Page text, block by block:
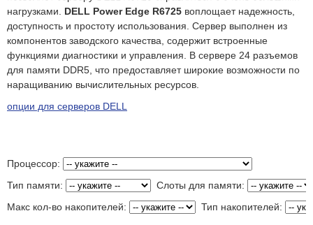
нагрузками. DELL Power Edge R6725 воплощает надежность,
доступность и простоту использования. Сервер выполнен из
компонентов заводского качества, содержит встроенные
функциями диагностики и управления. В сервере 24 разъемов
для памяти DDR5, что предоставляет широкие возможности по
наращиванию вычислительных ресурсов.
опции для серверов DELL
Процессор:
Тип памяти:
Слоты для памяти:
Макс кол-во накопителей:
Тип накопителей: